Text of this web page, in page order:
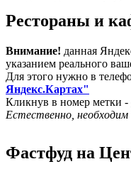
Рестораны и
Внимание! данная
указанием реального
Для этого нужно в
Яндекс.Картах"
Кликнув в номер метки -
Естественно,
Фастфуд на